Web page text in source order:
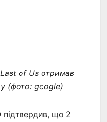
Last of Us отримав
(фото: google)
підтвердив, що 2